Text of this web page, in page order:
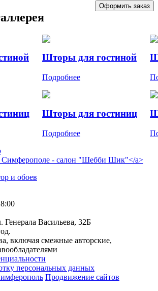
Оформить заказ
Шторы для гостиной
Подробнее
Шторы для гостиниц
Подробнее
и обоев
Генерала Васильева, 32Б
включая смежные авторские,
персональных данных
Продвижение сайтов